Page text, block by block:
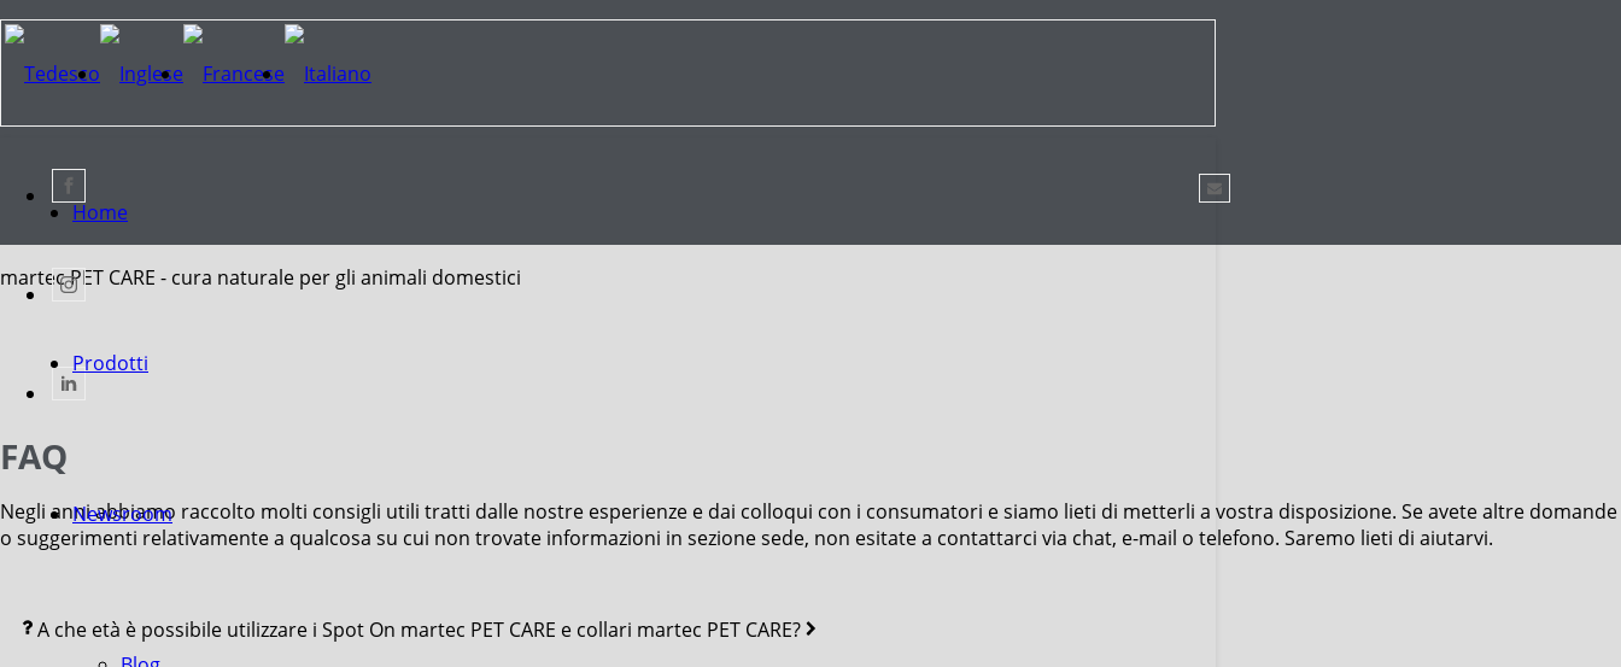
Home
Prodotti
Newsroom
martec PET CARE - cura naturale per gli animali domestici
FAQ
Negli anni abbiamo raccolto molti consigli utili tratti dalle nostre esperienze e dai colloqui con i consumatori e siamo lieti di metterli a vostra disposizione. Se avete altre domande
o suggerimenti relativamente a qualcosa su cui non trovate informazioni in sezione sede, non esitate a contattarci via chat, e-mail o telefono. Saremo lieti di aiutarvi.
A che età è possibile utilizzare i Spot On martec PET CARE e collari martec PET CARE?